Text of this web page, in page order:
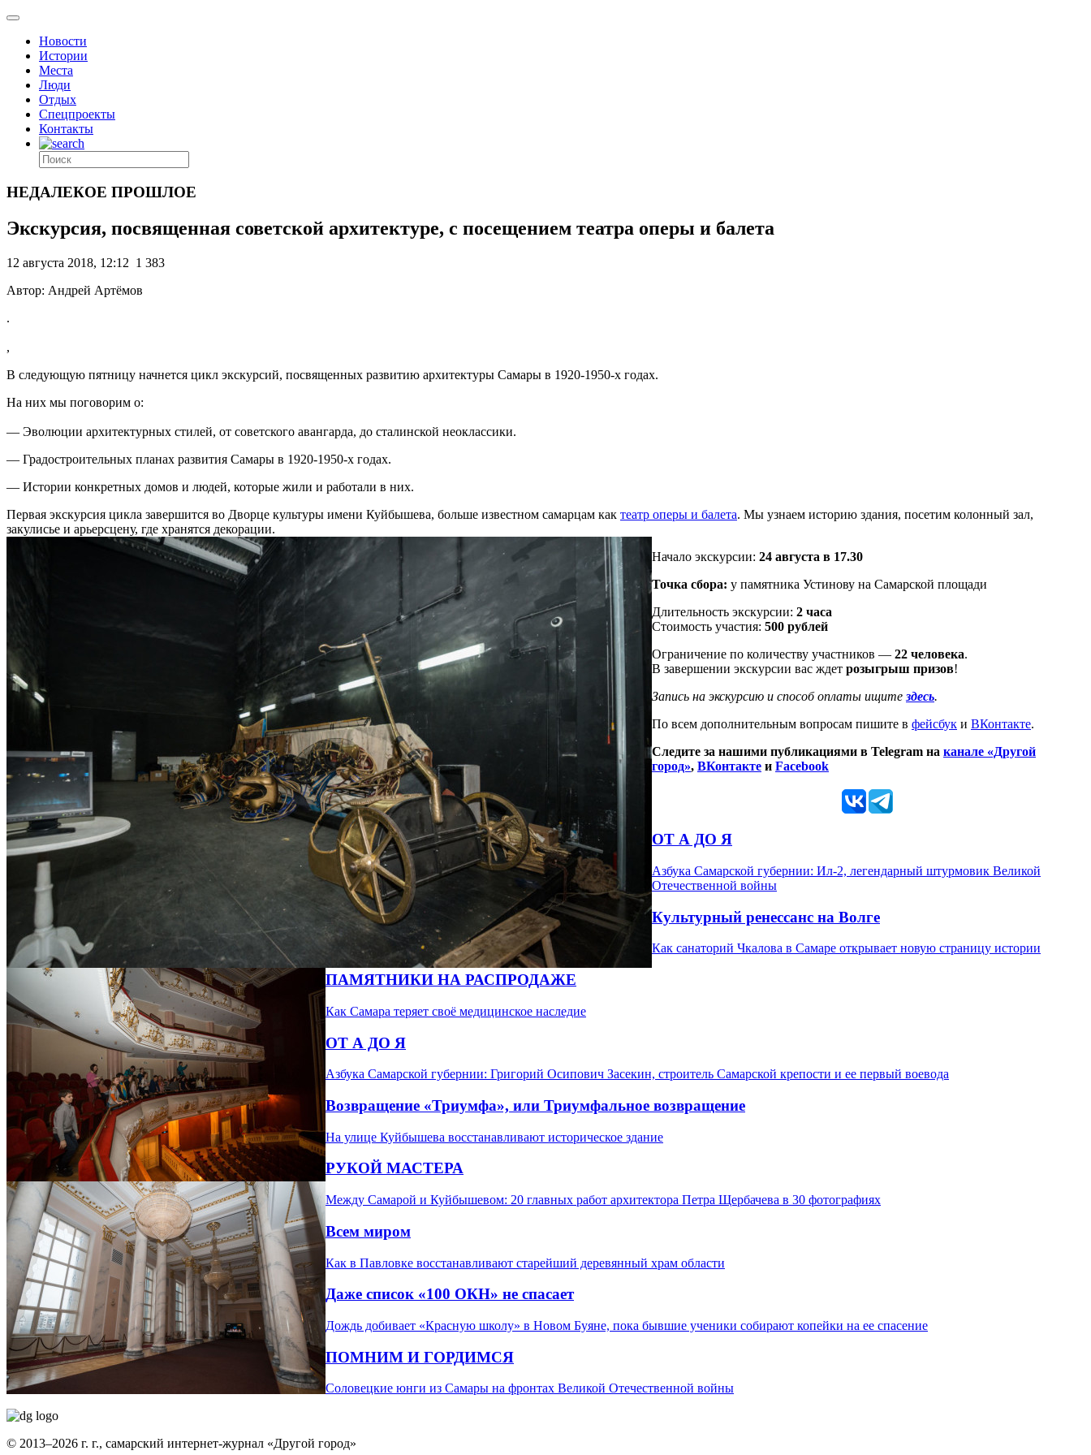
Новости
Истории
Места
Люди
Отдых
Спецпроекты
Контакты
НЕДАЛЕКОЕ ПРОШЛОЕ
Экскурсия, посвященная советской архитектуре, с посещением театра оперы и балета
12 августа 2018, 12:12 1 383
Автор: Андрей Артёмов
.
,
В следующую пятницу начнется цикл экскурсий, посвященных развитию архитектуры Самары в 1920-1950-х годах.
На них мы поговорим о:
— Эволюции архитектурных стилей, от советского авангарда, до сталинской неоклассики.
— Градостроительных планах развития Самары в 1920-1950-х годах.
— Истории конкретных домов и людей, которые жили и работали в них.
Первая экскурсия цикла завершится во Дворце культуры имени Куйбышева, больше известном самарцам как театр оперы и балета. Мы узнаем историю здания, посетим колонный зал,
закулисье и арьерсцену, где хранятся декорации.
Начало экскурсии: 24 августа в 17.30
Точка сбора: у памятника Устинову на Самарской площади
Длительность экскурсии: 2 часа
Стоимость участия: 500 рублей
Ограничение по количеству участников — 22 человека.
В завершении экскурсии вас ждет розыгрыш призов!
Запись на экскурсию и способ оплаты ищите здесь.
По всем дополнительным вопросам пишите в фейсбук и ВКонтакте.
Следите за нашими публикациями в Telegram на канале «Другой
город», ВКонтакте и Facebook
ОТ А ДО Я
Азбука Самарской губернии: Ил-2, легендарный штурмовик Великой
Отечественной войны
Культурный ренессанс на Волге
Как санаторий Чкалова в Самаре открывает новую страницу истории
ПАМЯТНИКИ НА РАСПРОДАЖЕ
Как Самара теряет своё медицинское наследие
ОТ А ДО Я
Азбука Самарской губернии: Григорий Осипович Засекин, строитель Самарской крепости и ее первый воевода
Возвращение «Триумфа», или Триумфальное возвращение
На улице Куйбышева восстанавливают историческое здание
РУКОЙ МАСТЕРА
Между Самарой и Куйбышевом: 20 главных работ архитектора Петра Щербачева в 30 фотографиях
Всем миром
Как в Павловке восстанавливают старейший деревянный храм области
Даже список «100 ОКН» не спасает
Дождь добивает «Красную школу» в Новом Буяне, пока бывшие ученики собирают копейки на ее спасение
ПОМНИМ И ГОРДИМСЯ
Соловецкие юнги из Самары на фронтах Великой Отечественной войны
© 2013–2026 г. г., самарский интернет-журнал «Другой город»